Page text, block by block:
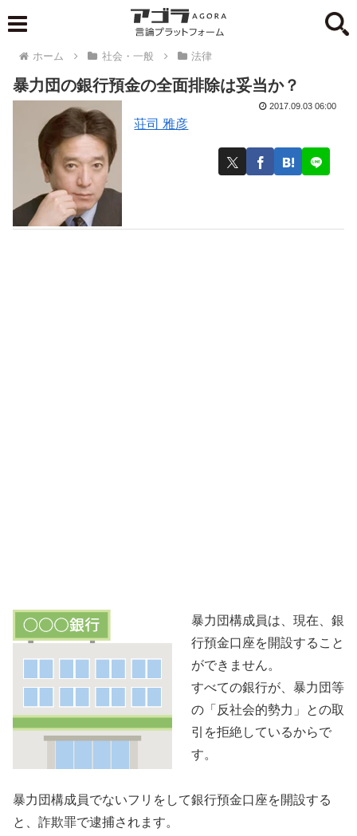
ホーム 社会・一般 法律
暴力団の銀行預金の全面排除は妥当か？
荘司 雅彦
2017.09.03 06:00
暴力団構成員は、現在、銀
行預金口座を開設すること
ができません。
すべての銀行が、暴力団等
の「反社会的勢力」との取
引を拒絶しているからで
す。
暴力団構成員でないフリをして銀行預金口座を開設する
と、詐欺罪で逮捕されます。